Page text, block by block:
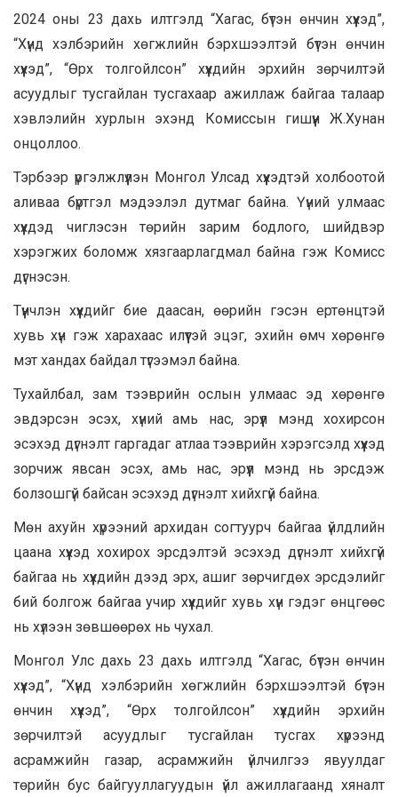
2024 оны 23 дахь илтгэлд “Хагас, бүтэн өнчин хүүхэд”,
“Хүнд хэлбэрийн хөгжлийн бэрхшээлтэй бүтэн өнчин
хүүхэд”, “Өрх толгойлсон” хүүхдийн эрхийн зөрчилтэй
асуудлыг тусгайлан тусгахаар ажиллаж байгаа талаар
хэвлэлийн хурлын эхэнд Комиссын гишүүн Ж.Хунан
онцоллоо.
Тэрбээр үргэлжлүүлэн Монгол Улсад хүүхэдтэй холбоотой
аливаа бүртгэл мэдээлэл дутмаг байна. Үүний улмаас
хүүхдэд чиглэсэн төрийн зарим бодлого, шийдвэр
хэрэгжих боломж хязгаарлагдмал байна гэж Комисс
дүгнэсэн.
Түүнчлэн хүүхдийг бие даасан, өөрийн гэсэн ертөнцтэй
хувь хүн гэж харахаас илүүтэй эцэг, эхийн өмч хөрөнгө
мэт хандах байдал түгээмэл байна.
Тухайлбал, зам тээврийн ослын улмаас эд хөрөнгө
эвдэрсэн эсэх, хүний амь нас, эрүүл мэнд хохирсон
эсэхэд дүгнэлт гаргадаг атлаа тээврийн хэрэгсэлд хүүхэд
зорчиж явсан эсэх, амь нас, эрүүл мэнд нь эрсдэж
болзошгүй байсан эсэхэд дүгнэлт хийхгүй байна.
Мөн ахуйн хүрээний архидан согтуурч байгаа үйлдлийн
цаана хүүхэд хохирох эрсдэлтэй эсэхэд дүгнэлт хийхгүй
байгаа нь хүүхдийн дээд эрх, ашиг зөрчигдөх эрсдэлийг
бий болгож байгаа учир хүүхдийг хувь хүн гэдэг өнцгөөс
нь хүлээн зөвшөөрөх нь чухал.
Монгол Улс дахь 23 дахь илтгэлд “Хагас, бүтэн өнчин
хүүхэд”, “Хүнд хэлбэрийн хөгжлийн бэрхшээлтэй бүтэн
өнчин хүүхэд”, “Өрх толгойлсон” хүүхдийн эрхийн
зөрчилтэй асуудлыг тусгайлан тусгах хүрээнд
асрамжийн газар, асрамжийн үйлчилгээ явуулдаг
төрийн бус байгууллагуудын үйл ажиллагаанд хяналт